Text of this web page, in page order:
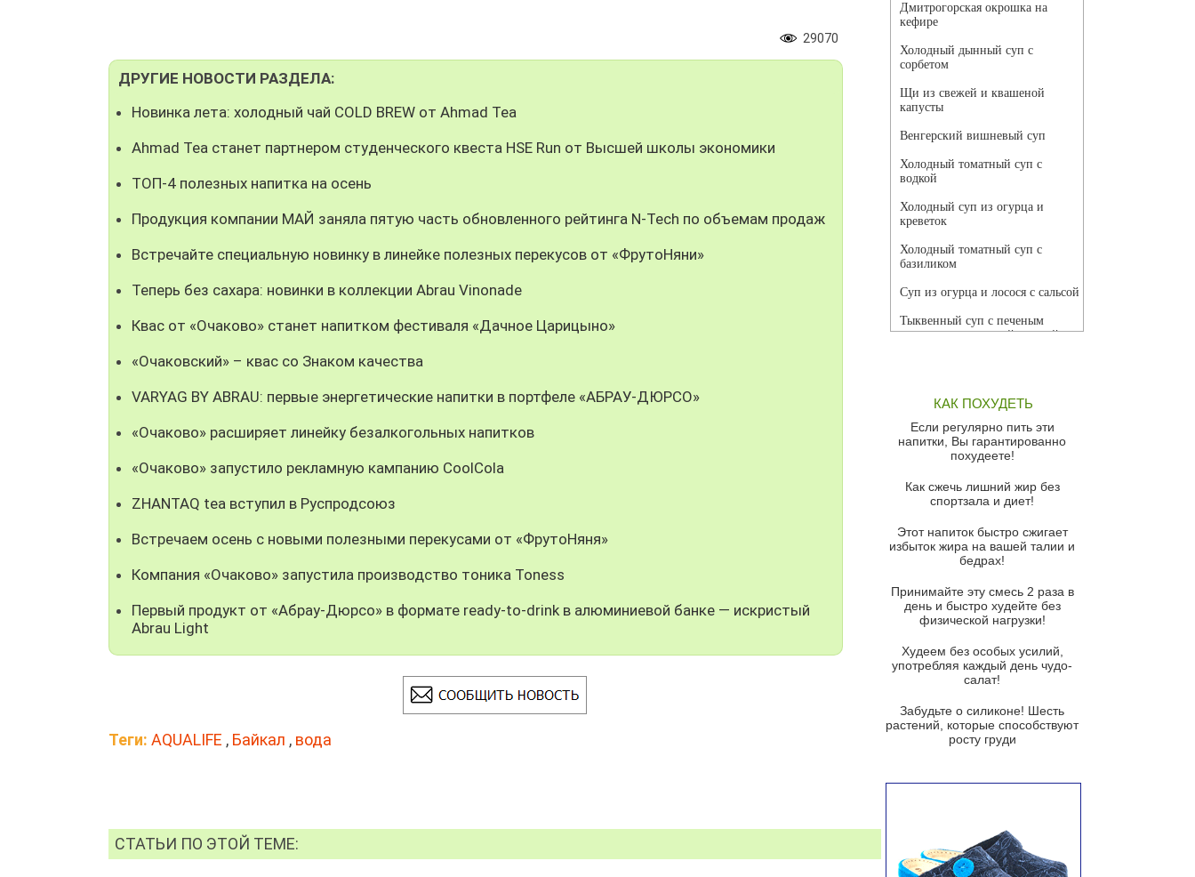
29070
ДРУГИЕ НОВОСТИ РАЗДЕЛА:
Новинка лета: холодный чай COLD BREW от Ahmad Tea
Ahmad Tea станет партнером студенческого квеста HSE Run от Высшей школы экономики
ТОП-4 полезных напитка на осень
Продукция компании МАЙ заняла пятую часть обновленного рейтинга N-Tech по объемам продаж
Встречайте специальную новинку в линейке полезных перекусов от «ФрутоНяни»
Теперь без сахара: новинки в коллекции Abrau Vinonade
Квас от «Очаково» станет напитком фестиваля «Дачное Царицыно»
«Очаковский» – квас со Знаком качества
VARYAG BY ABRAU: первые энергетические напитки в портфеле «АБРАУ-ДЮРСО»
«Очаково» расширяет линейку безалкогольных напитков
«Очаково» запустило рекламную кампанию CoolCola
ZHANTAQ tea вступил в Руспродсоюз
Встречаем осень с новыми полезными перекусами от «ФрутоНяня»
Компания «Очаково» запустила производство тоника Toness
Первый продукт от «Абрау-Дюрсо» в формате ready-to-drink в алюминиевой банке — искристый
Abrau Light
Теги: AQUALIFE , Байкал , вода
СТАТЬИ ПО ЭТОЙ ТЕМЕ:
Дмитрогорская окрошка на
кефире
Холодный дынный суп с
сорбетом
Щи из свежей и квашеной
капусты
Венгерский вишневый суп
Холодный томатный суп с
водкой
Холодный суп из огурца и
креветок
Холодный томатный суп с
базиликом
Суп из огурца и лосося с сальсой
Тыквенный суп с печеным
чесноком и томатной сальсой
красного перца
Парижский луковый суп
Суп из спаржи и горошка с
Суп-крем из цветной капусты
Французский луковый суп
Суп из баклажанов с моцареллой
Грибной крем-суп с кростини с
козьим сыром
Суп мисо с зеленым луком и
тофу
из рукколы
Португальский чесночный суп с
Ирландский картофельный суп
Суп из пастернака
КАК ПОХУДЕТЬ
Если регулярно пить эти
напитки, Вы гарантированно
похудеете!
Как сжечь лишний жир без
спортзала и диет!
Этот напиток быстро сжигает
избыток жира на вашей талии и
бедрах!
Принимайте эту смесь 2 раза в
день и быстро худейте без
физической нагрузки!
Худеем без особых усилий,
употребляя каждый день чудо-
салат!
Забудьте о силиконе! Шесть
растений, которые способствуют
росту груди